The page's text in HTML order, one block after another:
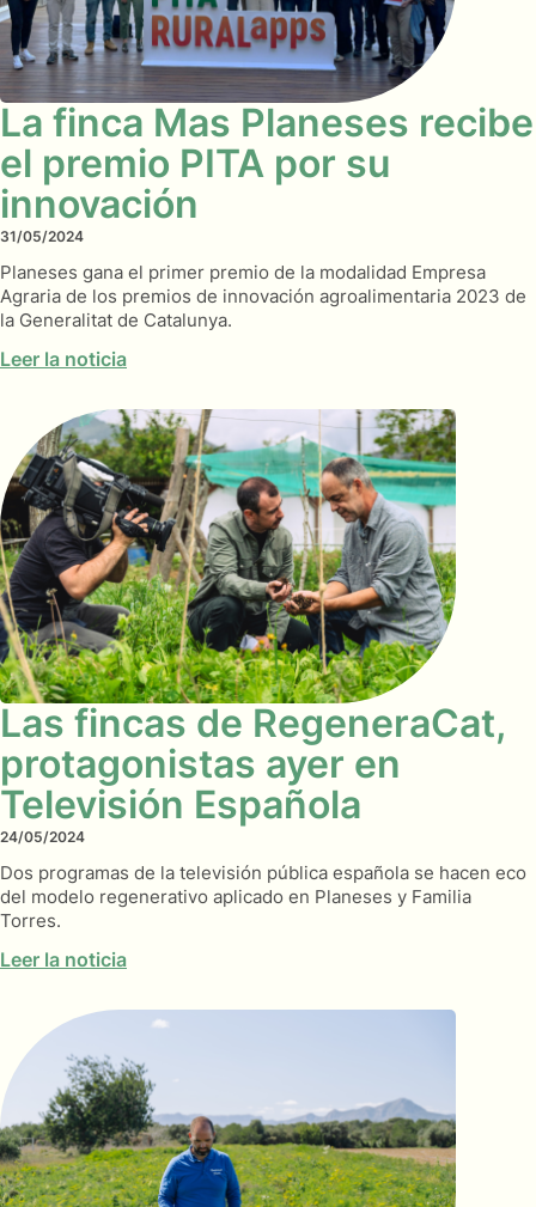
La finca Mas Planeses recibe
el premio PITA por su
innovación
31/05/2024
Planeses gana el primer premio de la modalidad Empresa
Agraria de los premios de innovación agroalimentaria 2023 de
la Generalitat de Catalunya.
Leer la noticia
Las fincas de RegeneraCat,
protagonistas ayer en
Televisión Española
24/05/2024
Dos programas de la televisión pública española se hacen eco
del modelo regenerativo aplicado en Planeses y Familia
Torres.
Leer la noticia